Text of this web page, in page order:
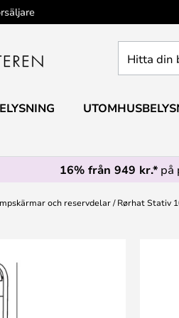
din
16% från 949 kr.* på
och reservdelar Rørhat Stativ